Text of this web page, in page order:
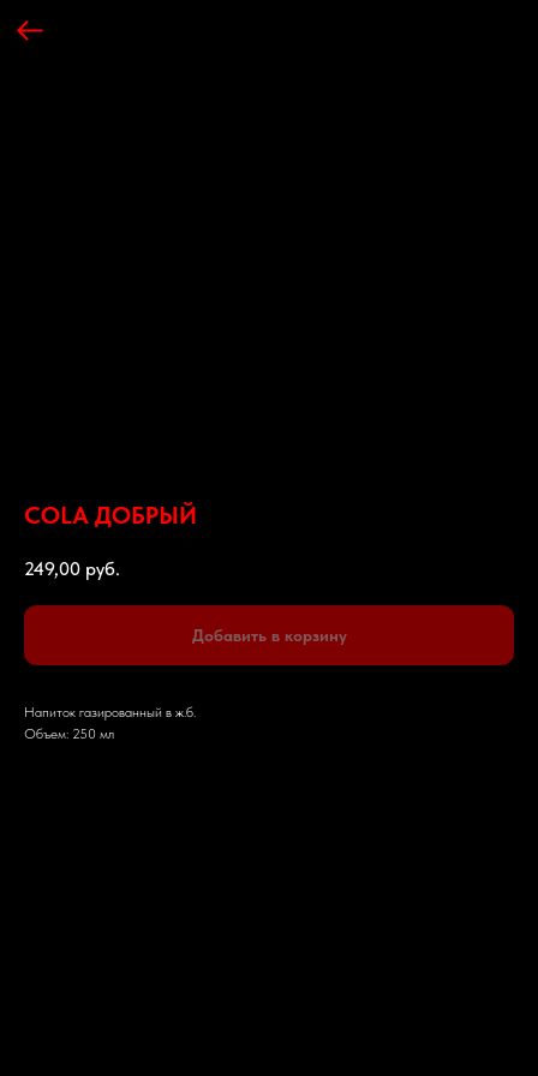
COLA ДОБРЫЙ
249,00 руб.
Добавить в корзину
Напиток газированный в ж.б.
Объем: 250 мл